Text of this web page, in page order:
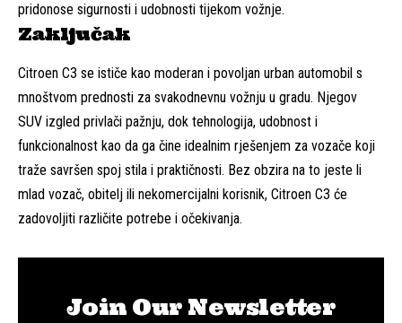
pridonose sigurnosti i udobnosti tijekom vožnje.
Zaključak
Citroen C3 se ističe kao moderan i povoljan urban automobil s
mnoštvom prednosti za svakodnevnu vožnju u gradu. Njegov
SUV izgled privlači pažnju, dok tehnologija, udobnost i
funkcionalnost kao da ga čine idealnim rješenjem za vozače koji
traže savršen spoj stila i praktičnosti. Bez obzira na to jeste li
mlad vozač, obitelj ili nekomercijalni korisnik, Citroen C3 će
zadovoljiti različite potrebe i očekivanja.
Join Our Newsletter